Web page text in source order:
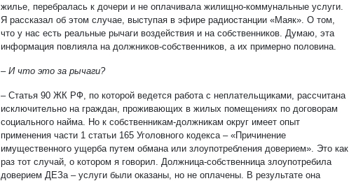
жилье, перебралась к дочери и не оплачивала жилищно-коммунальные услуги.
Я рассказал об этом случае, выступая в эфире радиостанции «Маяк». О том,
что у нас есть реальные рычаги воздействия и на собственников. Думаю, эта
информация повлияла на должников-собственников, а их примерно половина.
– И что это за рычаги?
– Статья 90 ЖК РФ, по которой ведется работа с неплательщиками, рассчитана
исключительно на граждан, проживающих в жилых помещениях по договорам
социального найма. Но к собственникам-должникам округ имеет опыт
применения части 1 статьи 165 Уголовного кодекса – «Причинение
имущественного ущерба путем обмана или злоупотребления доверием». Это как
раз тот случай, о котором я говорил. Должница-собственница злоупотребила
доверием ДЕЗа – услуги были оказаны, но не оплачены. В результате она